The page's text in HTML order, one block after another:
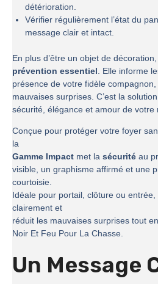
détérioration.
Vérifier régulièrement l’état du
message clair et intact.
En plus d’être un objet de
prévention essentiel. Elle informe
présence de votre fidèle
mauvaises surprises. C’est la
sécurité, élégance et amour de votre
Conçue pour protéger votre foyer
la
Gamme Impact met la sécurité au
visible, un graphisme affirmé et une
courtoisie.
Idéale pour portail, clôture ou
clairement et
réduit les mauvaises surprises tout
Noir Et Feu Pour La Chasse.
Un Message